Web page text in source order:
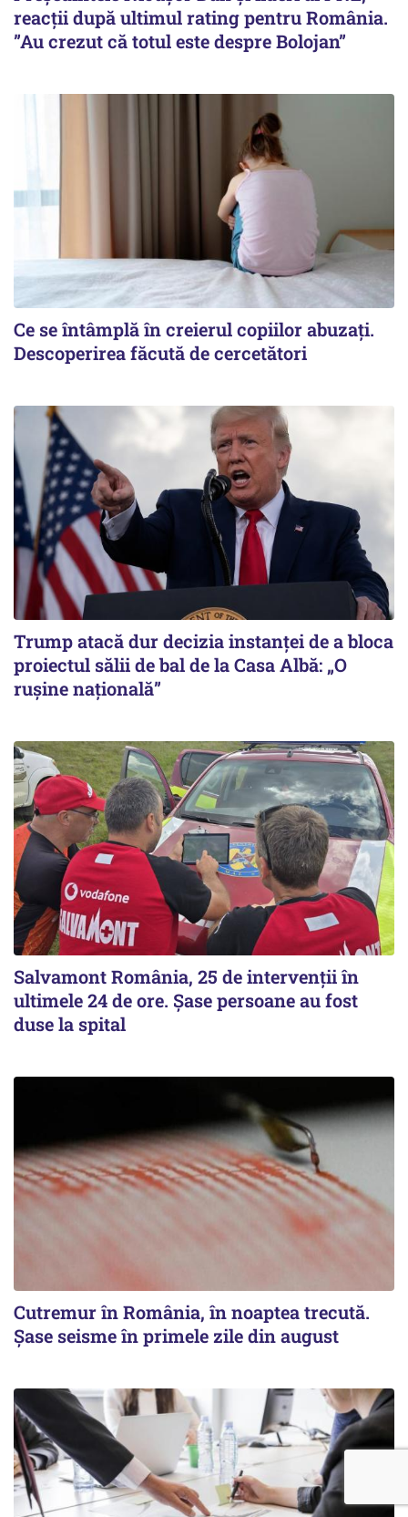
reacții după ultimul rating pentru România.
”Au crezut că totul este despre Bolojan”
Ce se întâmplă în creierul copiilor abuzați.
Descoperirea făcută de cercetători
Trump atacă dur decizia instanţei de a bloca
proiectul sălii de bal de la Casa Albă: „O
ruşine naţională”
Salvamont România, 25 de intervenții în
ultimele 24 de ore. Șase persoane au fost
duse la spital
Cutremur în România, în noaptea trecută.
Șase seisme în primele zile din august